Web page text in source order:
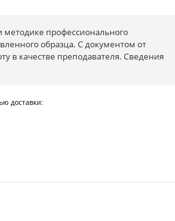
профессионального
образца. С документом от
в качестве преподавателя. Сведения
доставки: